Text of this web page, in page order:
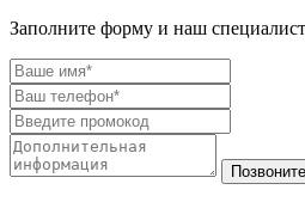
Заполните форму и наш